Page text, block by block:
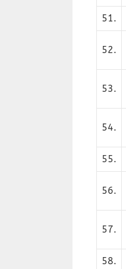
51.
52.
53.
54.
55.
56.
57.
58.